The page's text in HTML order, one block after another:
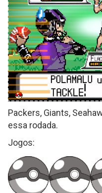
Packers, Giants,
essa rodada.
Jogos: